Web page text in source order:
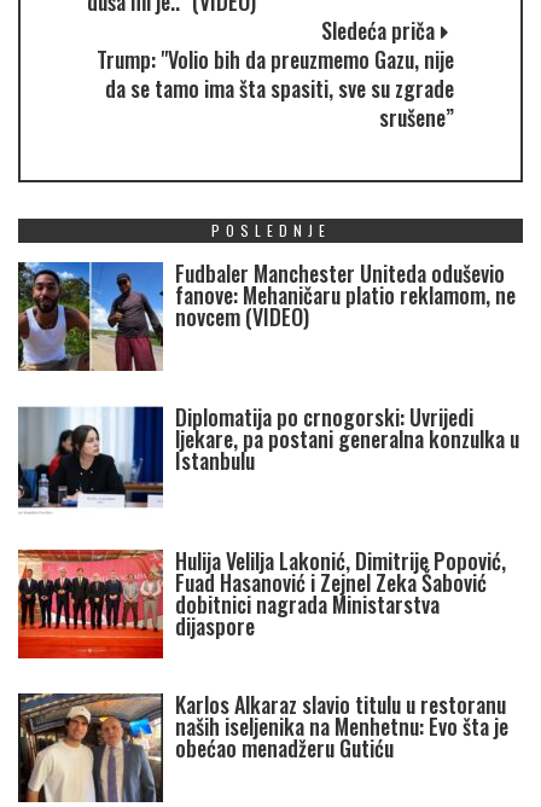
Sledeća priča
Trump: "Volio bih da preuzmemo Gazu, nije
da se tamo ima šta spasiti, sve su zgrade
srušene”
POSLEDNJE
Fudbaler Manchester Uniteda oduševio
fanove: Mehaničaru platio reklamom, ne
novcem (VIDEO)
Diplomatija po crnogorski: Uvrijedi
ljekare, pa postani generalna konzulka u
Istanbulu
Hulija Velilja Lakonić, Dimitrije Popović,
Fuad Hasanović i Zejnel Zeka Šabović
dobitnici nagrada Ministarstva
dijaspore
Karlos Alkaraz slavio titulu u restoranu
naših iseljenika na Menhetnu: Evo šta je
obećao menadžeru Gutiću